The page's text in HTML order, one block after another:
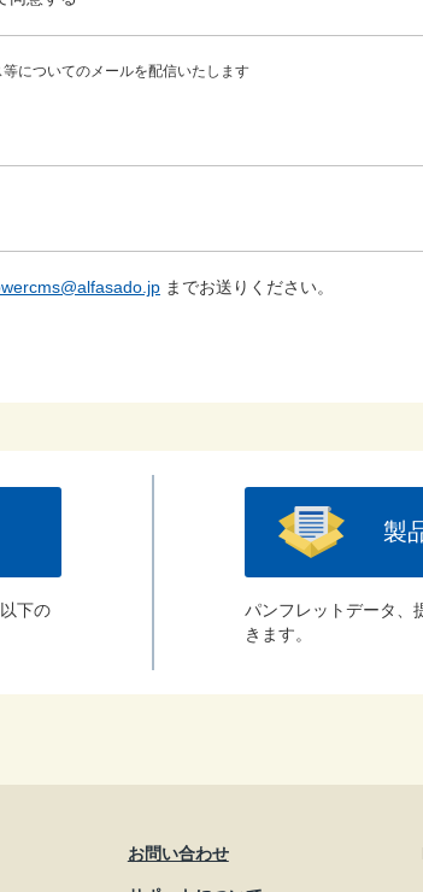
についてのメールを配信いたします
までお送りください。
下の
製
パンフレットデータ、
きます。
お問い合わせ